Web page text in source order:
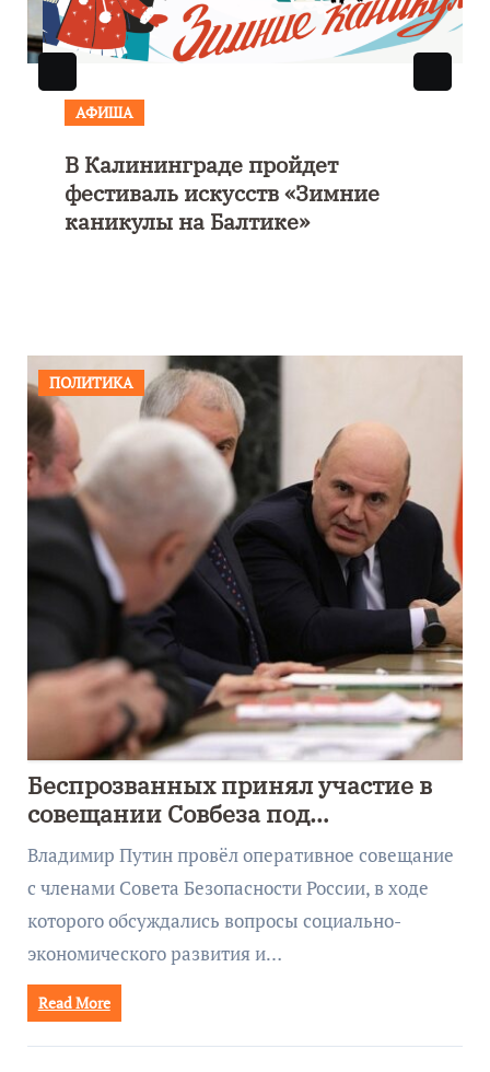
АФИША
В Калининграде пройдет
фестиваль искусств «Зимние
каникулы на Балтике»
ПОЛИТИКА
Беспрозванных принял участие в
совещании Совбеза под
руководством Путина
Владимир Путин провёл оперативное совещание
с членами Совета Безопасности России, в ходе
которого обсуждались вопросы социально-
экономического развития и…
Read More